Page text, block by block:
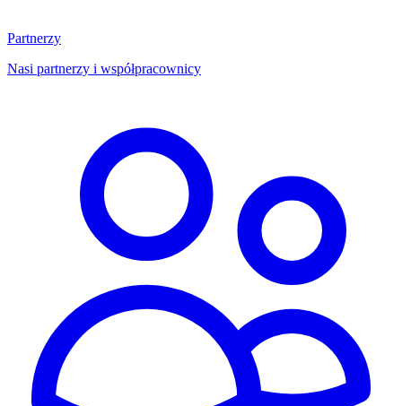
Partnerzy
Nasi partnerzy i współpracownicy